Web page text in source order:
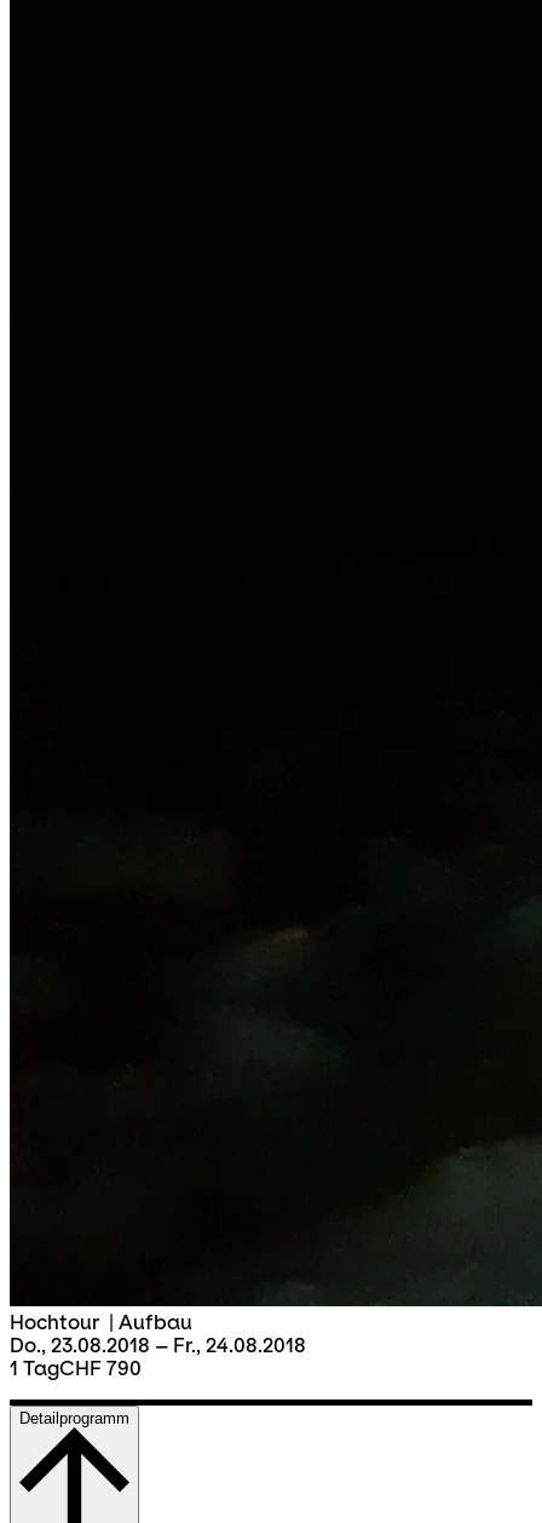
Hochtour | Aufbau
Do., 23.08.2018 – Fr., 24.08.2018
1 TagCHF 790
Detailprogramm